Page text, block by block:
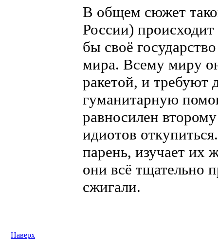
В общем сюжет
России)
бы своё
мира. Всему миру
ракетой, и требуют
гуманитарную
равносилен
идиотов
парень, изучает их
они всё тщательно
сжигали.
Наверх